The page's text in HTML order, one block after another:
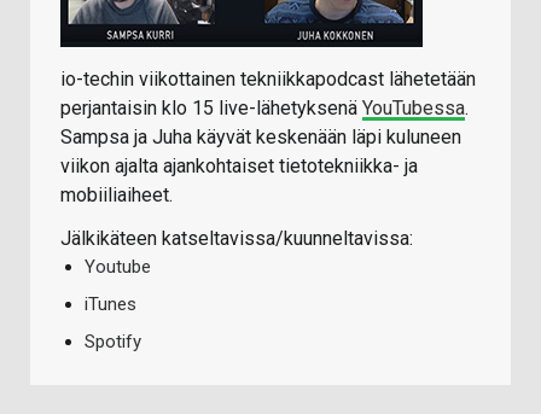
io-techin viikottainen tekniikkapodcast lähetetään
perjantaisin klo 15 live-lähetyksenä YouTubessa.
Sampsa ja Juha käyvät keskenään läpi kuluneen
viikon ajalta ajankohtaiset tietotekniikka- ja
mobiiliaiheet.
Jälkikäteen katseltavissa/kuunneltavissa:
Youtube
iTunes
Spotify